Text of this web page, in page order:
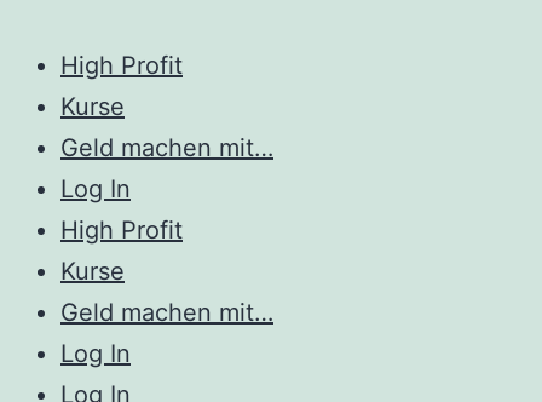
High Profit
Kurse
Geld machen mit…
Log In
High Profit
Kurse
Geld machen mit…
Log In
Log In